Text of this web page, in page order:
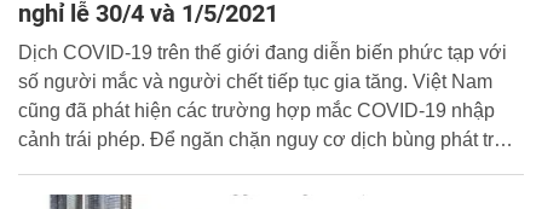
nghỉ lễ 30/4 và 1/5/2021
Dịch COVID-19 trên thế giới đang diễn biến phức tạp với
số người mắc và người chết tiếp tục gia tăng. Việt Nam
cũng đã phát hiện các trường hợp mắc COVID-19 nhập
cảnh trái phép. Để ngăn chặn nguy cơ dịch bùng phát trở
mỗi người dân chủ động thực hiện các biện pháp phòng